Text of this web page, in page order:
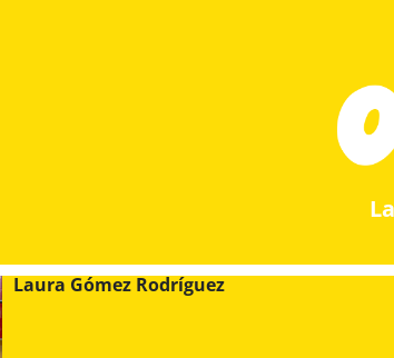
Laura Gómez Rodríguez